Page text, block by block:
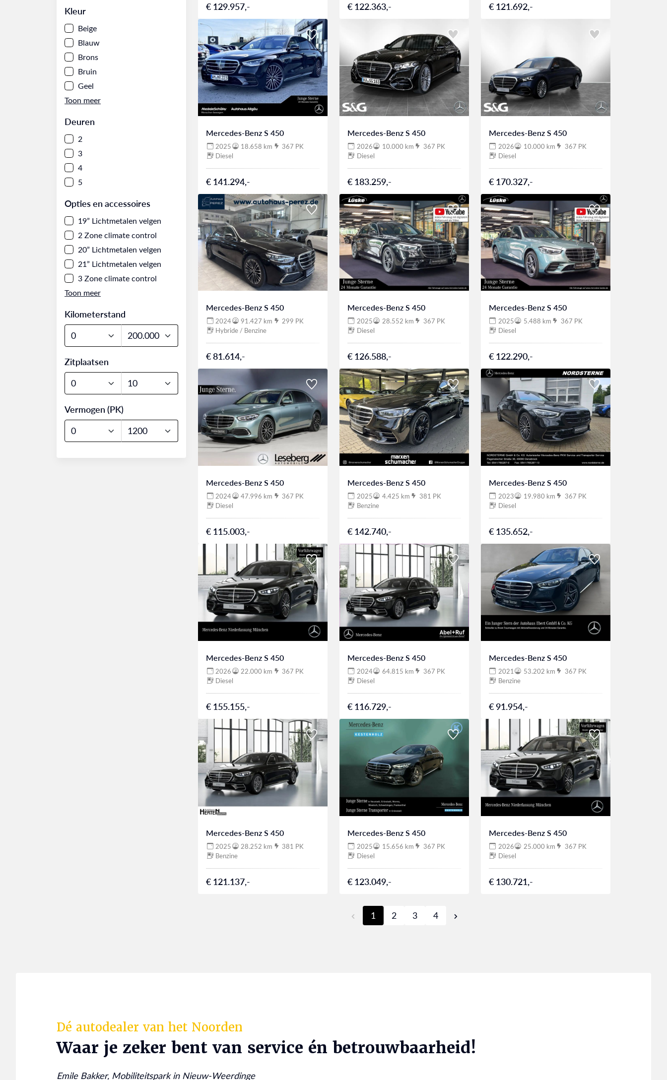
Kleur
Beige
Blauw
Brons
Bruin
Geel
Deuren
2
3
4
5
Opties en accessoires
19” Lichtmetalen velgen
2 Zone climate control
20” Lichtmetalen velgen
21” Lichtmetalen velgen
3 Zone climate control
Kilometerstand
Zitplaatsen
Vermogen (PK)
€ 129.957,- € 122.363,- € 121.692,-
Mercedes-Benz S 450
2025 18.658 km
367 PK
Diesel
€ 141.294,-
Mercedes-Benz S 450
2026 10.000 km
367 PK
Diesel
€ 183.259,-
Mercedes-Benz S 450
2026 10.000 km
367 PK
Diesel
€ 170.327,-
Mercedes-Benz S 450
2024 91.427 km
299 PK
Hybride / Benzine
€ 81.614,-
Mercedes-Benz S 450
2025 28.552 km
367 PK
Diesel
€ 126.588,-
Mercedes-Benz S 450
2025 5.488 km
367 PK
Diesel
€ 122.290,-
Mercedes-Benz S 450
2024 47.996 km
367 PK
Diesel
€ 115.003,-
Mercedes-Benz S 450
2025 4.425 km
381 PK
Benzine
€ 142.740,-
Mercedes-Benz S 450
2023 19.980 km
367 PK
Diesel
€ 135.652,-
Mercedes-Benz S 450
2026 22.000 km
367 PK
Diesel
€ 155.155,-
Mercedes-Benz S 450
2024 64.815 km
367 PK
Diesel
€ 116.729,-
Mercedes-Benz S 450
2021 53.202 km
367 PK
Benzine
€ 91.954,-
Mercedes-Benz S 450
2025 28.252 km
381 PK
Benzine
€ 121.137,-
Mercedes-Benz S 450
2025 15.656 km
367 PK
Diesel
€ 123.049,-
Mercedes-Benz S 450
2026 25.000 km
367 PK
Diesel
€ 130.721,-
1 2 3 4
Dé autodealer van het Noorden
Waar je zeker bent van service én betrouwbaarheid!
Emile Bakker, Mobiliteitspark in Nieuw-Weerdinge